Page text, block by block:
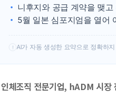
니후지와 공급 계약을 맺
5월 일본 심포지엄을 열어
! AI가 자동 생성한 요약으로 정확하
인체조직 전문기업, hADM 시장